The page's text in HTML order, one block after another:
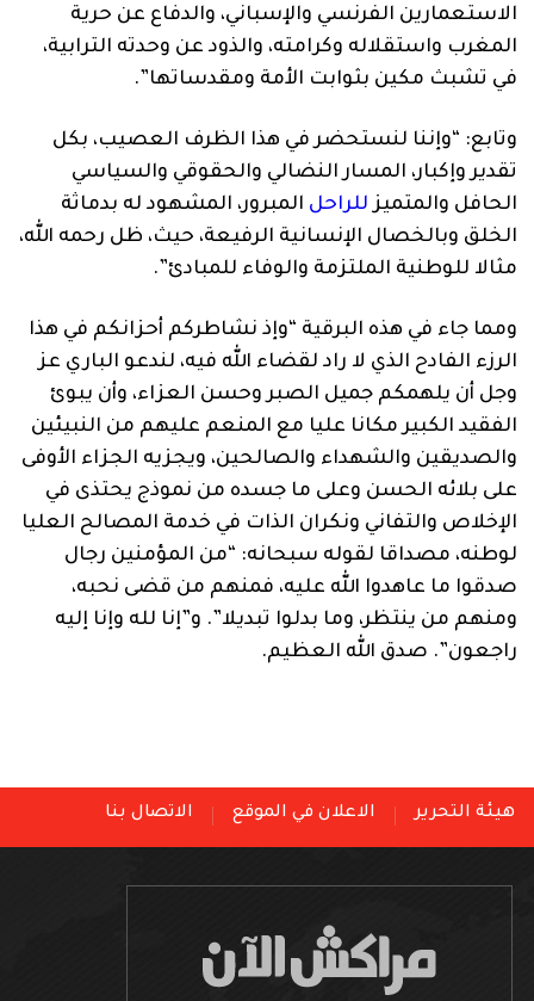
الاستعمارين الفرنسي والإسباني، والدفاع عن حرية
المغرب واستقلاله وكرامته، والذود عن وحدته الترابية،
في تشبث مكين بثوابت الأمة ومقدساتها”.
وتابع: “وإننا لنستحضر في هذا الظرف العصيب، بكل
تقدير وإكبار، المسار النضالي والحقوقي والسياسي
الحافل والمتميز للراحل المبرور، المشهود له بدماثة
الخلق وبالخصال الإنسانية الرفيعة، حيث، ظل رحمه الله،
مثالا للوطنية الملتزمة والوفاء للمبادئ”.
ومما جاء في هذه البرقية “وإذ نشاطركم أحزانكم في هذا
الرزء الفادح الذي لا راد لقضاء الله فيه، لندعو الباري عز
وجل أن يلهمكم جميل الصبر وحسن العزاء، وأن يبوئ
الفقيد الكبير مكانا عليا مع المنعم عليهم من النبيئين
والصديقين والشهداء والصالحين، ويجزيه الجزاء الأوفى
على بلائه الحسن وعلى ما جسده من نموذج يحتذى في
الإخلاص والتفاني ونكران الذات في خدمة المصالح العليا
لوطنه، مصداقا لقوله سبحانه: “من المؤمنين رجال
صدقوا ما عاهدوا الله عليه، فمنهم من قضى نحبه،
ومنهم من ينتظر، وما بدلوا تبديلا”. و”إنا لله وإنا إليه
راجعون”. صدق الله العظيم.
هيئة التحرير الاعلان في الموقع الاتصال بنا